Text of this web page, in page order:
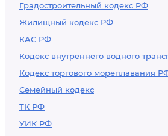
Градостроительный кодекс РФ
Жилищный кодекс РФ
КАС РФ
Кодекс внутреннего водного
Кодекс торгового мореплавания
Семейный кодекс
ТК РФ
УИК РФ